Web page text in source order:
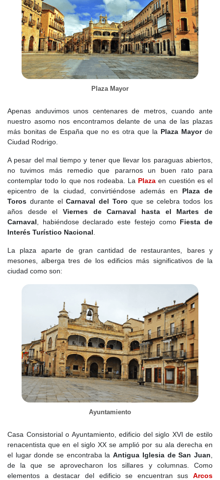
Plaza Mayor
Apenas anduvimos unos centenares de metros, cuando ante
nuestro asomo nos encontramos delante de una de las plazas
más bonitas de España que no es otra que la Plaza Mayorde
Ciudad Rodrigo.
A pesar del mal tiempo y tener que llevar los paraguas abiertos,
no tuvimos más remedio que pararnos un buen rato para
contemplar todo lo que nos rodeaba. La Plaza en cuestión es el
epicentro de la ciudad, convirtiéndose además en Plaza de
Toros durante elCarnaval del Toro que se celebra todos los
años desde el Viernes de Carnaval hasta el Martes de
Carnaval , habiéndose declarado este festejo como Fiesta de
Interés Turístico Nacional
La plaza aparte de gran cantidad de restaurantes, bares y
mesones, alberga tres de los edificios más significativos de la
ciudad como son:
Ayuntamiento
Casa Consistorial o Ayuntamiento, edificio del siglo XVI de estilo
renacentista que en el siglo XX se amplió por su ala derecha en
el lugar donde se encontraba laAntigua Iglesia de San Juan
de la que se aprovecharon los sillares y columnas. Como
elementos a destacar del edificio se encuentran sus Arcos